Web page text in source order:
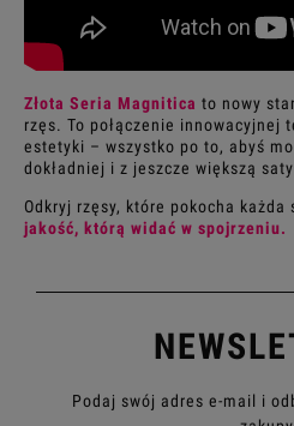
Złota Seria Magnitica to nowy
rzęs. To połączenie innowacyjnej
estetyki – wszystko po to, abyś
dokładniej i z jeszcze większą
Odkryj rzęsy, które pokocha każda
jakość, którą widać w spojrzeniu.
Podaj swój adres e-mail i